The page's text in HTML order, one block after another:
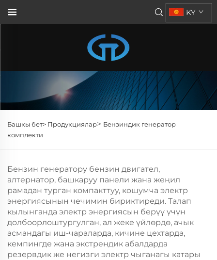
KY
Башкы бет> Продукциялар> Бензиндик генератор
комплекти
Бензин генератору бензин двигател,
алтернатор, башкаруу панели жана жеңил
рамадан турган компакттуу, кошумча электр
энергиясынын чечимин бириктиреди. Талап
кылынганда электр энергиясын берүү үчүн
долбоорлоштургулган, ал жеке үйлөрдө, ачык
асмандагы иш-чараларда, кичине цехтарда,
кемпингде жана экстрендик абалдарда
резервдик же негизги электр чыганагы катары